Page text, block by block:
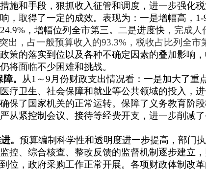
施和手段，狠抓收入征管和调度，进一步强化
，取得了一定的成效。表现为：一是增幅高， 1-
24.9% ，增幅位列全市第三。二是进度快 ，完成人
出，占一般预算收入的93.3% ，税收占比列全市
策的落实到位以及各种不确定因素的叠加影响，
仍将面临不少困难和挑战。
。 从1 ～9 月份财政支出情况看：一是加大了重
疗卫生、社会保障和就业等公共领域的投入，
保了国家机关的正常运转。保障了义务教育阶
从紧控制会议、接待等经费开支，进一步削减
。 预算编制科学性和透明度进一步提高，部门
控、综合核查、整改反馈的监督机制逐步建立
位，政府采购工作正常开展。各项财政体制改